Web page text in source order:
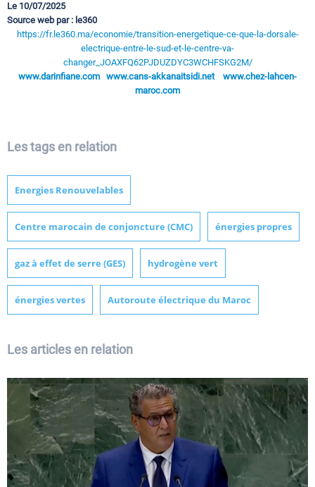
Le 10/07/2025
Source web par : le360
https://fr.le360.ma/economie/transition-energetique-ce-que-la-dorsale-
electrique-entre-le-sud-et-le-centre-va-
changer_JOAXFQ62PJDUZDYC3WCHFSKG2M/
www.darinfiane.com www.cans-akkanaitsidi.net
www.chez-lahcen-
maroc.com
Les tags en relation
Energies Renouvelables
Centre marocain de conjoncture (CMC) énergies propres
gaz à effet de serre (GES) hydrogène vert
énergies vertes Autoroute électrique du Maroc
Les articles en relation